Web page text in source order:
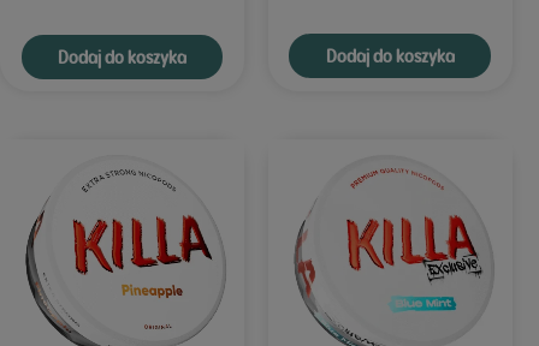
Dodaj do koszyka Dodaj do koszyka